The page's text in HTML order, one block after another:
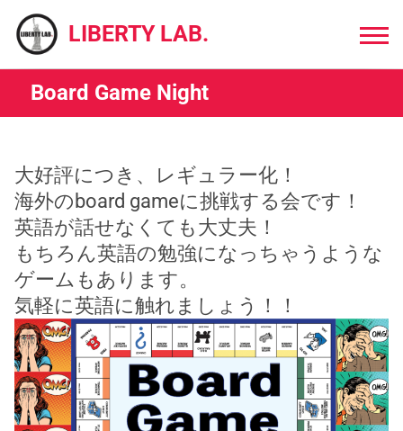
content
LIBERTY LAB.
Board Game Night
大好評につき、レギュラー化！
海外のboard gameに挑戦する会です！
英語が話せなくても大丈夫！
もちろん英語の勉強になっちゃうような
ゲームもあります。
気軽に英語に触れましょう！！